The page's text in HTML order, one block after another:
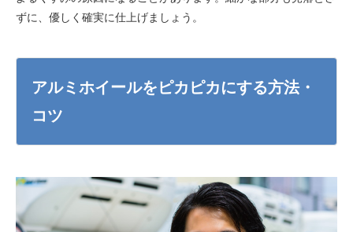
ずに、優しく確実に仕上げましょう。
アルミホイールをピカピカにする方法・
コツ